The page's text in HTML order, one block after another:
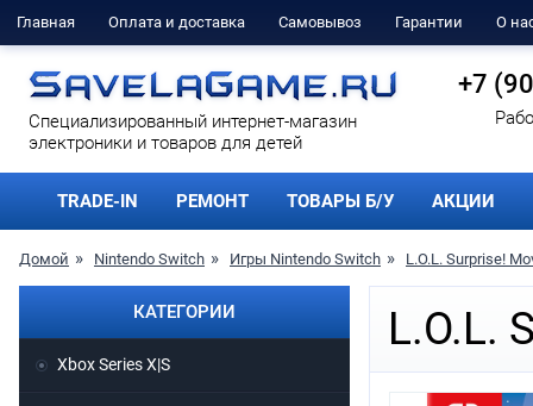
Главная Оплата и доставка Самовывоз Гарантии О
Cпециализированный интернет-магазин
электроники и товаров для детей
+7
TRADE-IN РЕМОНТ ТОВАРЫ Б/У АКЦИИ
Домой Nintendo Switch Игры Nintendo Switch L.O.L. Surprise!
L.O.L.
КАТЕГОРИИ
Xbox Series X|S